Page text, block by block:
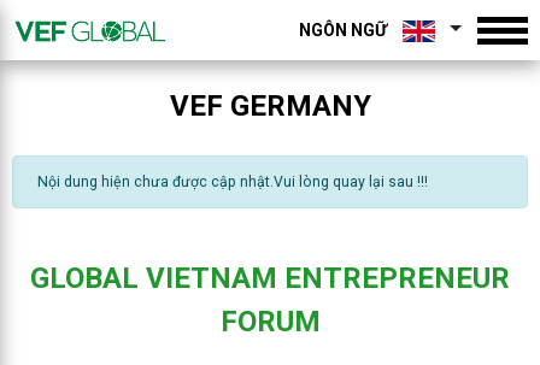
NGÔN NGỮ
VEF GERMANY
Nội dung hiện chưa được cập nhật.Vui lòng quay lại sau !!!
GLOBAL VIETNAM ENTREPRENEUR
FORUM